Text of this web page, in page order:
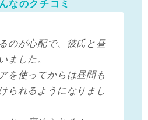
のが心配で、彼氏と昼
ました。
を使ってからは昼間も
られるようになりまし